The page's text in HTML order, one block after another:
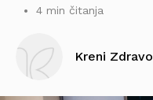
4 min čitanja
Kreni Zdravo